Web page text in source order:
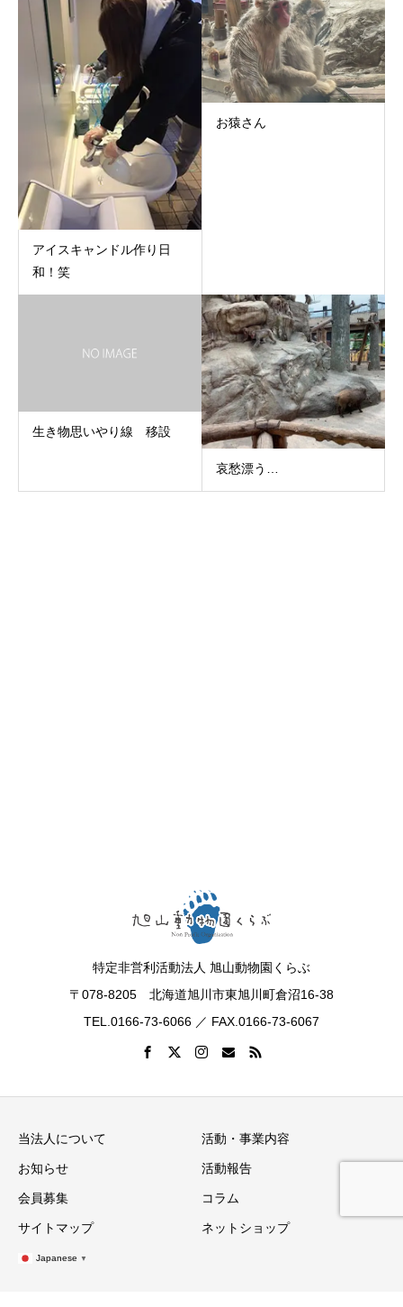
アイスキャンドル作り日
和！笑
お猿さん
生き物思いやり線 移設
哀愁漂う…
特定非営利活動法人 旭山動物園くらぶ
〒078-8205 北海道旭川市東旭川町倉沼16-38
TEL.0166-73-6066 ／ FAX.0166-73-6067
当法人について 活動・事業内容
お知らせ 活動報告
会員募集 コラム
サイトマップ ネットショップ
Japanese ▼